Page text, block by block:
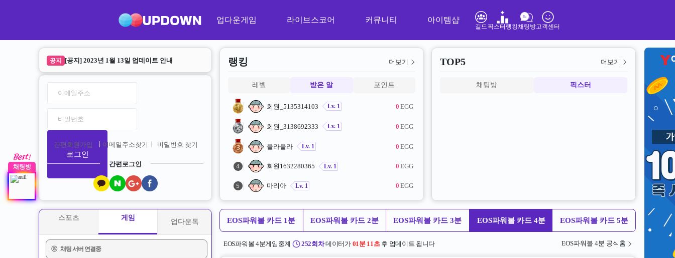
업다운게임 라이브스코어 커뮤니티 아이템샵
길드 픽스터랭킹채팅방고객센터
[공지] 2023년 1월 13일 업데이트 안내
공지 업다운 리뉴얼 안내
로그인
간편회원가입 이메일주소찾기 비밀번호 찾기
간편로그인
랭킹 더보기
레벨 받은 알 포인트
봄이 Lv. 5 600P
회원_5135314103 Lv. 1 0P
회원_3138692333 0P
몰라몰라 Lv. 1 0P
회원1632280365 0P
TOP5 더보기
채팅방 픽스터
스포츠 게임
업다운톡
ⓢ 채팅 서버 연결중
채팅방